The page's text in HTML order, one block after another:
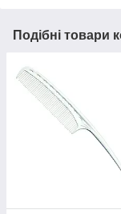
Подібні товари